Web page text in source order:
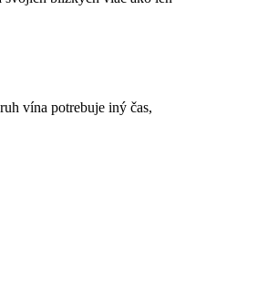
vína potrebuje iný čas,